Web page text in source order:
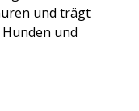
und trägt
und